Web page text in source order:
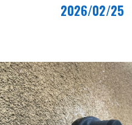
2026/02/25